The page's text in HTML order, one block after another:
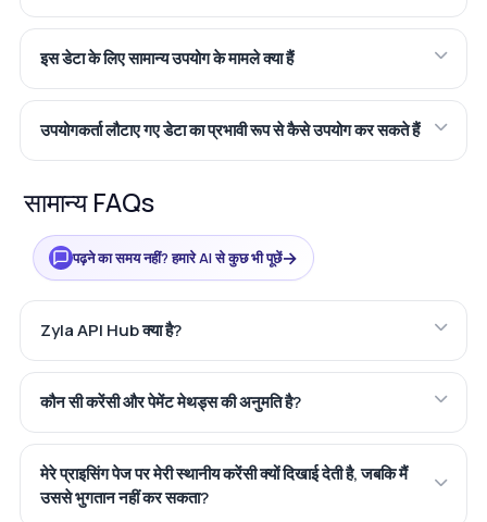
इस डेटा के लिए सामान्य उपयोग के मामले क्या हैं
उपयोगकर्ता लौटाए गए डेटा का प्रभावी रूप से कैसे उपयोग कर सकते हैं
सामान्य FAQs
पढ़ने का समय नहीं? हमारे AI से कुछ भी पूछें→
Zyla API Hub क्या है?
कौन सी करेंसी और पेमेंट मेथड्स की अनुमति है?
मेरे प्राइसिंग पेज पर मेरी स्थानीय करेंसी क्यों दिखाई देती है, जबकि मैं
उससे भुगतान नहीं कर सकता?